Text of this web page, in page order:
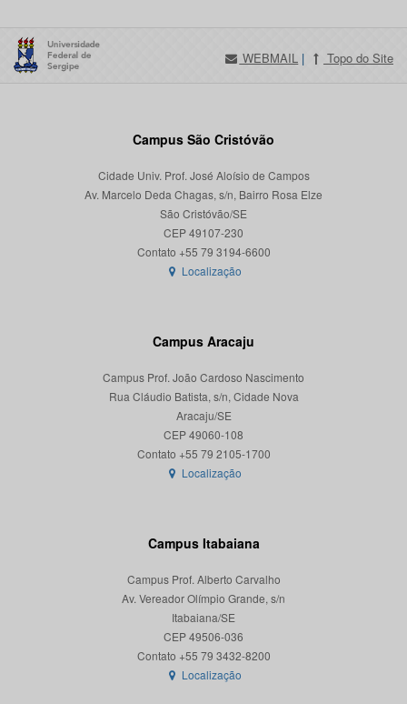
WEBMAIL | Topo do Site
Campus São Cristóvão
Cidade Univ. Prof. José Aloísio de Campos
Av. Marcelo Deda Chagas, s/n, Bairro Rosa Elze
São Cristóvão/SE
CEP 49107-230
Localização
Campus Aracaju
Campus Prof. João Cardoso Nascimento
Rua Cláudio Batista, s/n, Cidade Nova
Aracaju/SE
CEP 49060-108
Localização
Campus Itabaiana
Campus Prof. Alberto Carvalho
Av. Vereador Olímpio Grande, s/n
Itabaiana/SE
CEP 49506-036
Localização